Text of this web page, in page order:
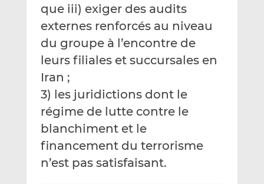
que iii) exiger des audits
externes renforcés au niveau
du groupe à l’encontre de
leurs filiales et succursales en
Iran ;
3) les juridictions dont le
régime de lutte contre le
blanchiment et le
financement du terrorisme
n’est pas satisfaisant.